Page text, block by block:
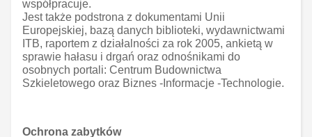
współpracuje.
Jest także podstrona z dokumentami Unii
Europejskiej, bazą danych biblioteki, wydawnictwami
ITB, raportem z działalności za rok 2005, ankietą w
sprawie hałasu i drgań oraz odnośnikami do
osobnych portali: Centrum Budownictwa
Szkieletowego oraz Biznes -Informacje -Technologie.
Ochrona zabytków